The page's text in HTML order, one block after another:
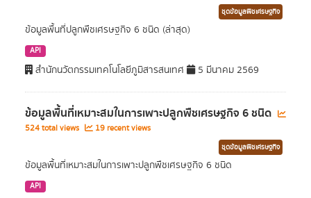
ชุดข้อมูลพืชเศรษฐกิจ
ข้อมูลพื้นที่ปลูกพืชเศรษฐกิจ 6 ชนิด (ล่าสุด)
API
สำนักนวัตกรรมเทคโนโลยีภูมิสารสนเทศ 5 มีนาคม 2569
ข้อมูลพื้นที่เหมาะสมในการเพาะปลูกพืชเศรษฐกิจ 6 ชนิด
524 total views 19 recent views
ชุดข้อมูลพืชเศรษฐกิจ
ข้อมูลพื้นที่เหมาะสมในการเพาะปลูกพืชเศรษฐกิจ 6 ชนิด
API